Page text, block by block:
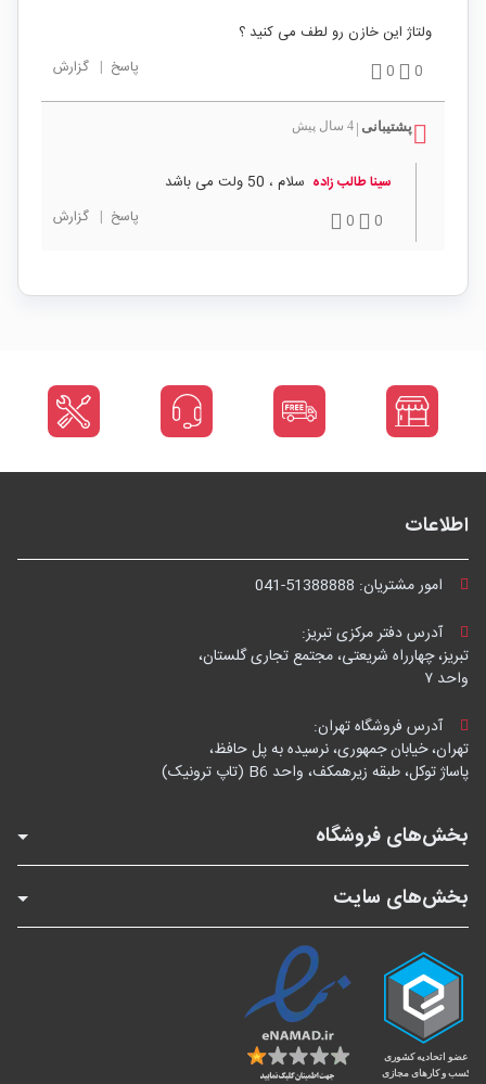
ولتاژ این خازن رو لطف می کنید ؟
0
0 پاسخ | گزارش
پشتیبانی 4 سال پیش
سینا طالب زاده سلام ، 50 ولت می باشد
0
0 پاسخ | گزارش
اطلاعات
امور مشتریان: 041-51388888
آدرس دفتر مرکزی تبریز:
تبریز، چهارراه شریعتی، مجتمع تجاری گلستان،
واحد ۷
آدرس فروشگاه تهران:
تهران، خیابان جمهوری، نرسیده به پل حافظ،
پاساژ توکل، طبقه زیرهمکف، واحد B6 (تاپ ترونیک)
بخش‌های فروشگاه
بخش‌های سایت